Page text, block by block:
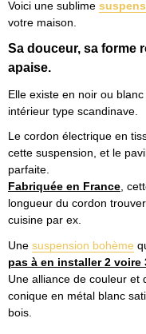
Voici une sublime
votre maison.
Sa douceur, sa forme
apaise.
Elle existe en noir ou
intérieur type scandinave.
Le cordon électrique en
cette suspension, et le
parfaite.
Fabriquée en France ,
longueur du cordon
cuisine par ex.
Une suspension bohème
pas à en installer 2 voire
Une alliance de couleur et
conique en métal blanc
bois.